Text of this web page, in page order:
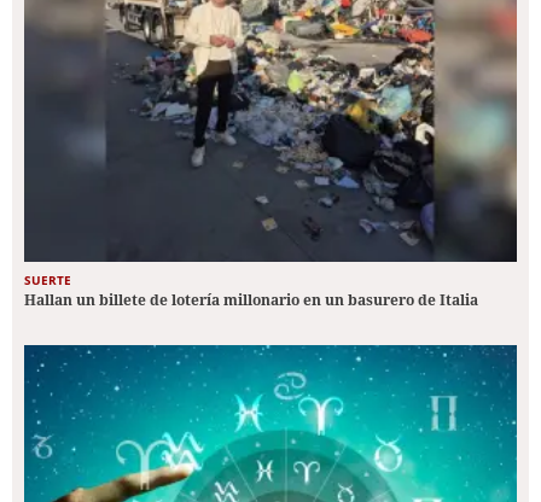
SUERTE
Hallan un billete de lotería millonario en un basurero de Italia